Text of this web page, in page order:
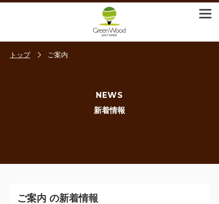
トップ ご案内
NEWS
新着情報
ご案内 の新着情報